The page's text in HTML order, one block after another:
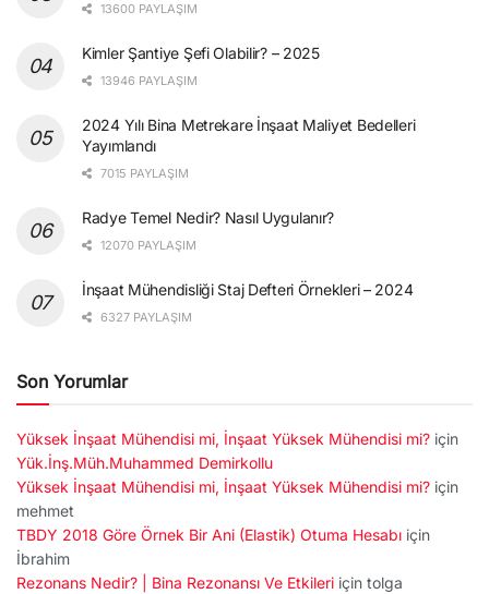
13600 PAYLAŞIM
Kimler Şantiye Şefi Olabilir? – 2025
13946 PAYLAŞIM
2024 Yılı Bina Metrekare İnşaat Maliyet Bedelleri
Yayımlandı
7015 PAYLAŞIM
Radye Temel Nedir? Nasıl Uygulanır?
12070 PAYLAŞIM
İnşaat Mühendisliği Staj Defteri Örnekleri – 2024
6327 PAYLAŞIM
Son Yorumlar
Yüksek İnşaat Mühendisi mi, İnşaat Yüksek Mühendisi mi? için
Yük.İnş.Müh.Muhammed Demirkollu
Yüksek İnşaat Mühendisi mi, İnşaat Yüksek Mühendisi mi? için
mehmet
TBDY 2018 Göre Örnek Bir Ani (Elastik) Otuma Hesabı için
İbrahim
Rezonans Nedir? | Bina Rezonansı Ve Etkileri için tolga